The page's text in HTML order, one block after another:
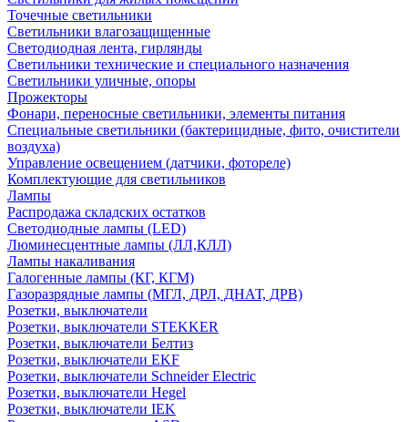
Точечные светильники
Светильники влагозащищенные
Светодиодная лента, гирлянды
Светильники технические и специального назначения
Светильники уличные, опоры
Прожекторы
Фонари, переносные светильники, элементы питания
Специальные светильники (бактерицидные, фито, очистители
воздуха)
Управление освещением (датчики, фотореле)
Комплектующие для светильников
Лампы
Распродажа складских остатков
Светодиодные лампы (LED)
Люминесцентные лампы (ЛЛ,КЛЛ)
Лампы накаливания
Галогенные лампы (КГ, КГМ)
Газоразрядные лампы (МГЛ, ДРЛ, ДНАТ, ДРВ)
Розетки, выключатели
Розетки, выключатели STEKKER
Розетки, выключатели Белтиз
Розетки, выключатели EKF
Розетки, выключатели Schneider Electric
Розетки, выключатели Hegel
Розетки, выключатели IEK